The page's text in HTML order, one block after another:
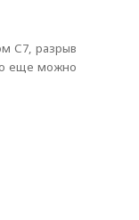
С7, разрыв
еще можно